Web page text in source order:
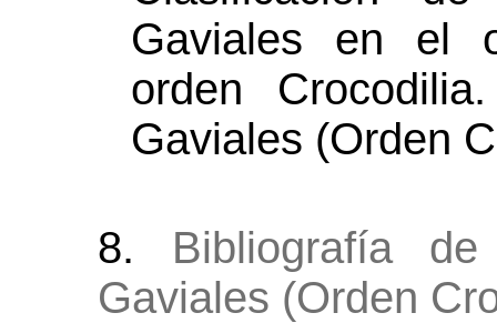
Gaviales en el
orden
Gaviales (Orden
8. Bibliografía
Gaviales (Orden